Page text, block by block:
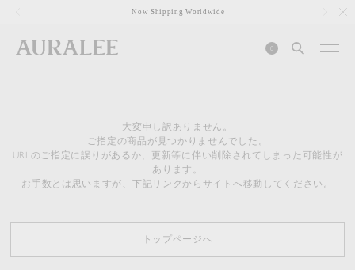
Now Shipping Worldwide
0
大変申し訳ありません。
ご指定の商品が見つかりませんでした。
URLのご指定に誤りがあるか、更新等に伴い削除されてしまった可能性が
あります。
お手数とは思いますが、下記リンクからサイトへ移動してください。
トップページへ